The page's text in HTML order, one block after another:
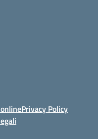
Privacy Policy